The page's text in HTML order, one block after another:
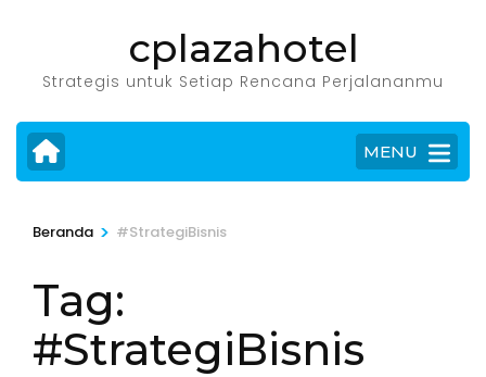
konten
Enter)
cplazahotel
Strategis untuk Setiap Rencana Perjalananmu
MENU
Beranda > #StrategiBisnis
Tag:
#StrategiBisnis